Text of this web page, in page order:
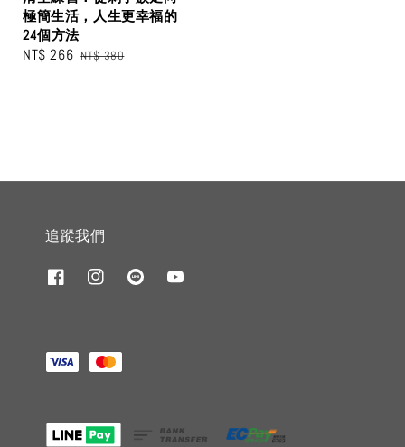
極簡生活，人生更幸福的
24個方法
Sale
NT$ 266 Regular
NT$ 380
追蹤我們